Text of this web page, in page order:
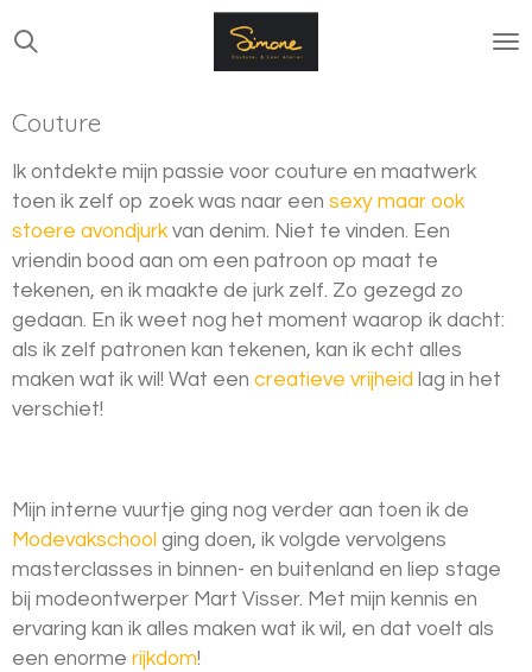
Ga
direct
de
Couture
Ik ontdekte mijn passie voor couture en maatwerk
toen ik zelf op zoek was naar een sexy maar ook
stoere avondjurk van denim. Niet te vinden. Een
vriendin bood aan om een patroon op maat te
tekenen, en ik maakte de jurk zelf. Zo gezegd zo
gedaan. En ik weet nog het moment waarop ik dacht:
als ik zelf patronen kan tekenen, kan ik echt alles
maken wat ik wil! Wat een creatieve vrijheid lag in het
verschiet!
Mijn interne vuurtje ging nog verder aan toen ik de
Modevakschool ging doen, ik volgde vervolgens
masterclasses in binnen- en buitenland en liep stage
bij modeontwerper Mart Visser. Met mijn kennis en
ervaring kan ik alles maken wat ik wil, en dat voelt als
een enorme rijkdom!